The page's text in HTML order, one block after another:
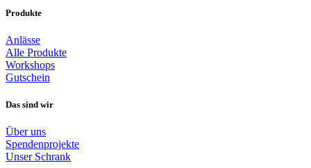
Produkte
Anlässe
Alle Produkte
Workshops
Gutschein
Das sind wir
Über uns
Spendenprojekte
Unser Schrank